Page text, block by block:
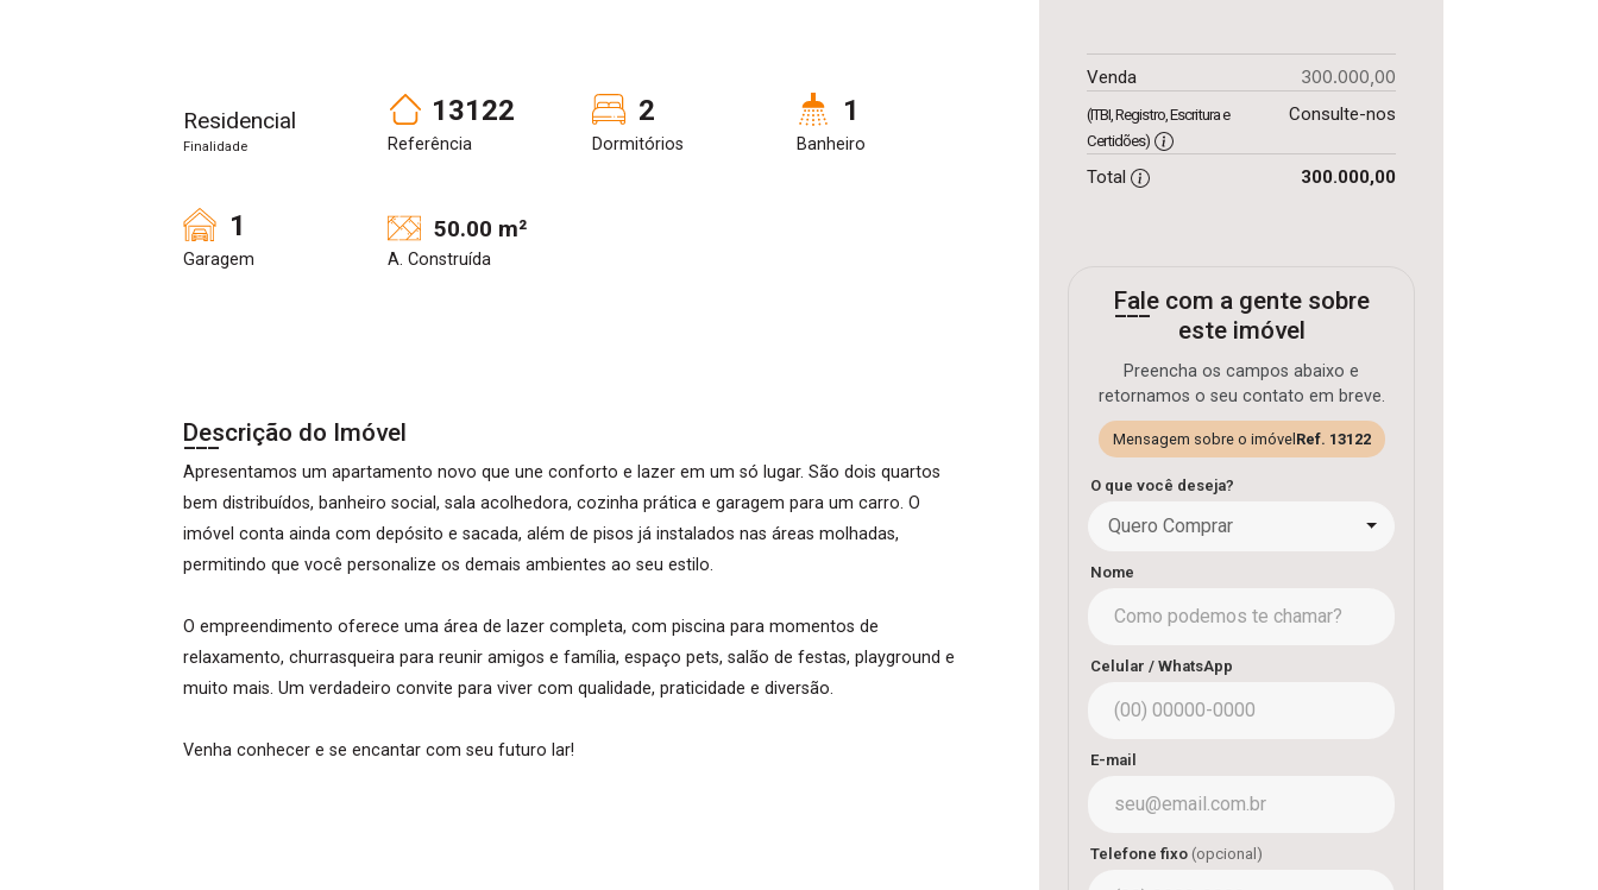
Residencial
Finalidade
13122
Referência
2
Dormitórios
1
Banheiro
1
Garagem
50.00 m²
A. Construída
Descrição do Imóvel
Apresentamos um apartamento novo que une conforto e lazer em um só lugar. São dois quartos
bem distribuídos, banheiro social, sala acolhedora, cozinha prática e garagem para um carro. O
imóvel conta ainda com depósito e sacada, além de pisos já instalados nas áreas molhadas,
permitindo que você personalize os demais ambientes ao seu estilo.
O empreendimento oferece uma área de lazer completa, com piscina para momentos de
relaxamento, churrasqueira para reunir amigos e família, espaço pets, salão de festas, playground e
muito mais. Um verdadeiro convite para viver com qualidade, praticidade e diversão.
Venha conhecer e se encantar com seu futuro lar!
Venda 300.000,00
(ITBI, Registro, Escritura e
Certidões)
Consulte-nos
Total 300.000,00
Fale com a gente sobre
este imóvel
Preencha os campos abaixo e
retornamos o seu contato em breve.
Mensagem sobre o imóvel Ref. 13122
O que você deseja?
Quero Comprar
Nome
Celular / WhatsApp
E-mail
Telefone fixo (opcional)